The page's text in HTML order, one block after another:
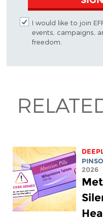
I would like to join
events, campaigns,
freedom.
2026